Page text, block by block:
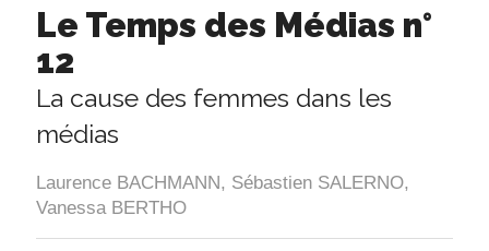
Le Temps des Médias n°
12
La cause des femmes dans les
médias
Laurence BACHMANN, Sébastien SALERNO,
Vanessa BERTHO